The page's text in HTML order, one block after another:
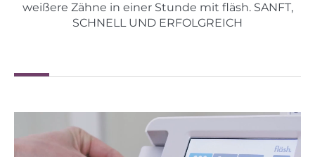
weißere Zähne in einer Stunde mit fläsh. SANFT,
SCHNELL UND ERFOLGREICH